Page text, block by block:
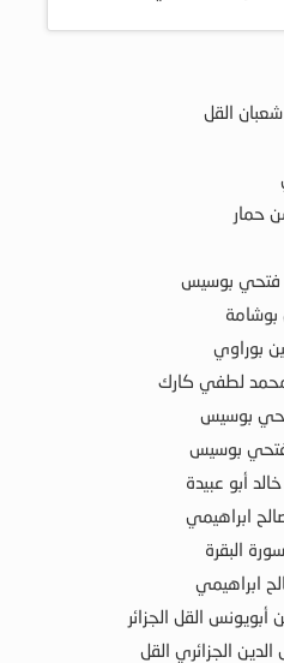
القل
حمار
فتحي بوسيس
بوشامة
بوراوي
محمد لطفي كارك
بوسيس
فتحي بوسيس
أبو عبيدة
ابراهيمي
البقرة
ابراهيمي
القل الجزائر
الجزائري القل